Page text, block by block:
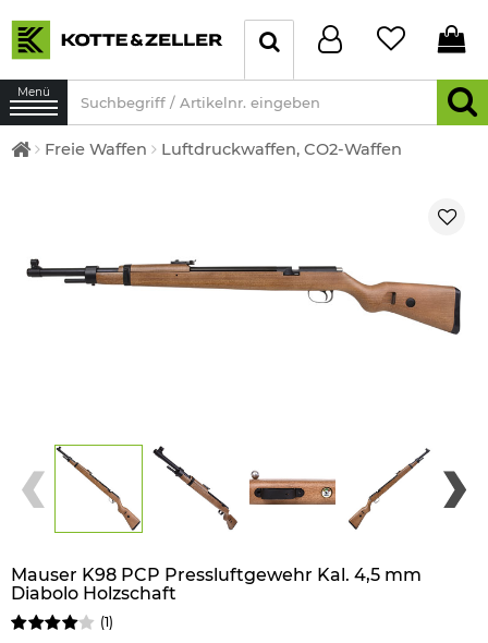
Menü
Freie Waffen Luftdruckwaffen, CO2-Waffen
Mauser K98 PCP Pressluftgewehr Kal. 4,5 mm
Diabolo Holzschaft
(1)